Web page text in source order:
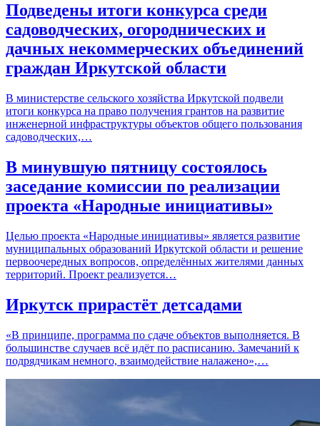
Подведены итоги конкурса среди
садоводческих, огороднических и
дачных некоммерческих объединений
граждан Иркутской области
В министерстве сельского хозяйства Иркутской подвели
итоги конкурса на право получения грантов на развитие
инженерной инфраструктуры объектов общего пользования
садоводческих,…
В минувшую пятницу состоялось
заседание комиссии по реализации
проекта «Народные инициативы»
Целью проекта «Народные инициативы» является развитие
муниципальных образований Иркутской области и решение
первоочередных вопросов, определённых жителями данных
территорий. Проект реализуется…
Иркутск прирастёт детсадами
«В принципе, программа по сдаче объектов выполняется. В
большинстве случаев всё идёт по расписанию. Замечаний к
подрядчикам немного, взаимодействие налажено»,…